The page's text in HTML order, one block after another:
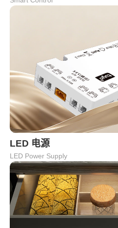
LED 电源
LED Power Supply